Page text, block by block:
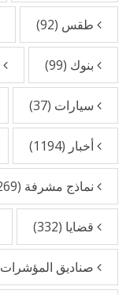
طقس (92)
بنوك (99)
سيارات (37)
أخبار (1194)
نماذج مشرفة (269)
قضايا (332)
صناديق المؤشرات